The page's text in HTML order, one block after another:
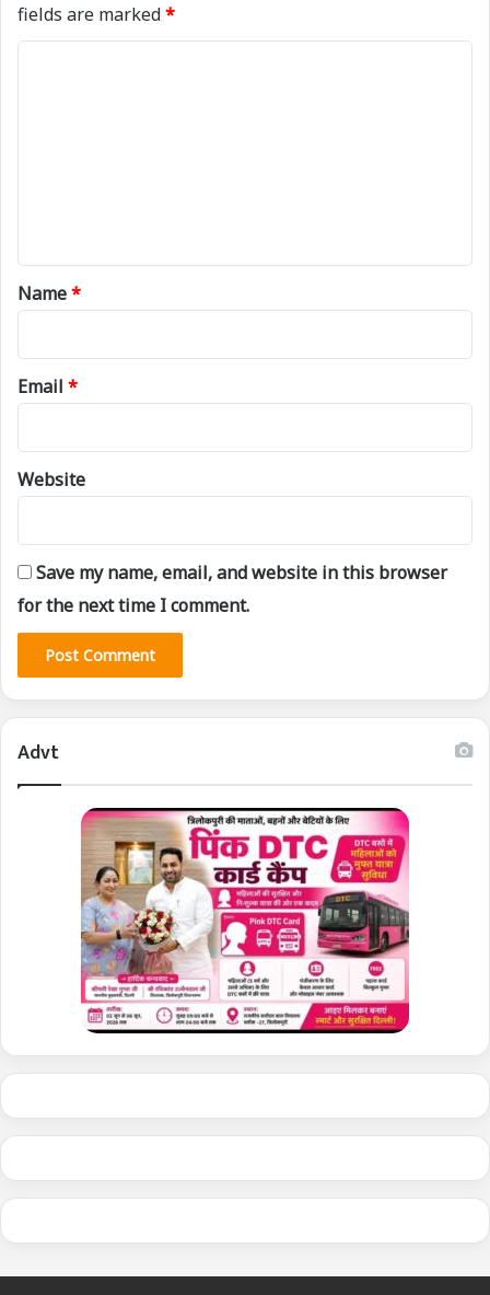
fields are marked*
*
Name*
Email *
Website
Save my name, email, and website in this browser
for the next time I comment.
Advt